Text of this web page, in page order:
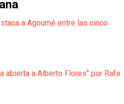
a Agoumé entre las cinco
abierta a Alberto Flores" por Rafa